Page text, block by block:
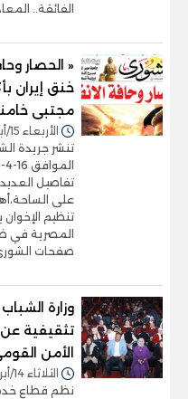
الفائقة..
« الحصار
خنق إيران
مجتبى
الأربعاء 15/أبريل/2026 - 05:34 م
تنشر جريدة
تفاصيل
على
تنظيم
المصرية في
صفحات
وزارة
تثقيفية عن
الأمن
الثلاثاء 14/أبريل/2026 - 04:01 م
نظم قطاع